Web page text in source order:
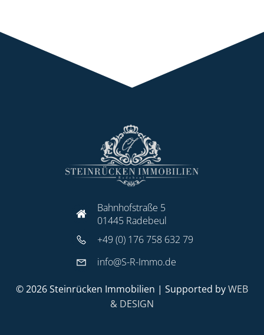
Bahnhofstraße 5
01445 Radebeul
+49 (0) 176 758 632 79
info@S-R-Immo.de
© 2026 Steinrücken Immobilien | Supported byWEB
& DESIGN